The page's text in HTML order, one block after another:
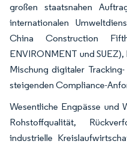
großen staatsnahen
internationalen
China Construction
ENVIRONMENT und
Mischung digitaler
steigenden Compliance-
Wesentliche Engpässe und
Rohstoffqualität,
industrielle